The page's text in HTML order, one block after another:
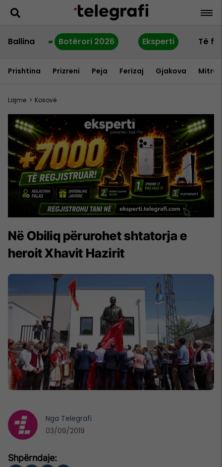
Ballina Botërori 2026 Eksperti Të
Prishtina Prizreni Peja Ferizaj Gjakova
Lajme > Kosovë
Në Obiliq përurohet shtatorja e
heroit Xhavit Hazirit
Nga Telegrafi
03/09/2019